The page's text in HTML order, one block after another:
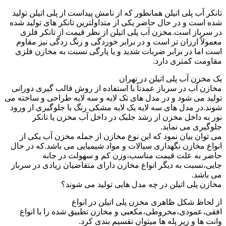
تانکر آب پلی اتیلن همانطور که از نامش پیداست از پلی اتیلن تولید
شده است و در حال حاضر یکی از متداولترین تانکر های تولید شده
در سرباز است.مخزن آب پلی اتیلن از نظر قیمت از تانکر فلزی
معمولاً ارزان تر است و در برابر خوردگی و زنگ زدگی نیز مقاوم
است اما در برابر ضربات شدید و یا پارگی نسبت به مخازن فلزی
مقاومت کمتری دارد.
یک مخزن آب پلی اتیلن در تهران
مخازن آب در سرباز عمدتاً با استفاده از روش قالب گیری دورانی
تولید می شود و در مدل های تک لایه و سه لایه طراحی و ساخته می
شوند.در مدل های سه لایه یک لایه مشکی رنگ با جلوگیری از ورود
نور به داخل مخزن از رشد جلبک در داخل آب مخزن یا تانکر
جلوگیری می نماید.
می توان بیان نمود که این نوع مخازن از جمله مخزن آب یکی از
انواع مخازن نگهداری سیالات و مواد شیمیایی می باشد.که در حال
حاضر به علت قیمت مناسب،وزن کم و سهولت در جابه
جایی،نسبت به دیگر انواع مخازن دارای متقاضیان زیادی در سرباز
می باشد.
مخازن پلی اتیلن در چه مدل هایی تولید می شوند؟
از لحاظ شکل ظاهری مخزن پلی اتیلن در انواع
افقی،عمودی،مخروطی،مکعبی و مخازن تطبیق شده را با انواع
وانت ها و زیر پله ها میتوان تقسیم بندی کرد.